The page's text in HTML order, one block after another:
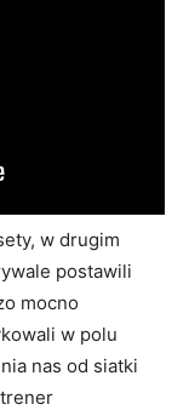
w drugim
postawili
mocno
w polu
nas od siatki